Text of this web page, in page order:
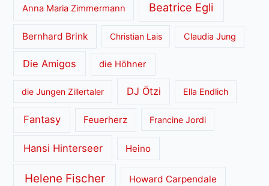
Anna Maria Zimmermann Beatrice Egli
Bernhard Brink Christian Lais Claudia Jung
Die Amigos die Höhner
die Jungen Zillertaler DJ Ötzi Ella Endlich
Fantasy Feuerherz Francine Jordi
Hansi Hinterseer Heino
Helene Fischer Howard Carpendale